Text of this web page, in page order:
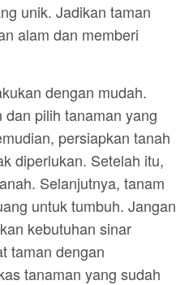
unik. Jadikan taman
alam dan memberi
dengan mudah.
pilih tanaman yang
persiapkan tanah
diperlukan. Setelah itu,
Selanjutnya, tanam
untuk tumbuh. Jangan
kebutuhan sinar
taman dengan
tanaman yang sudah